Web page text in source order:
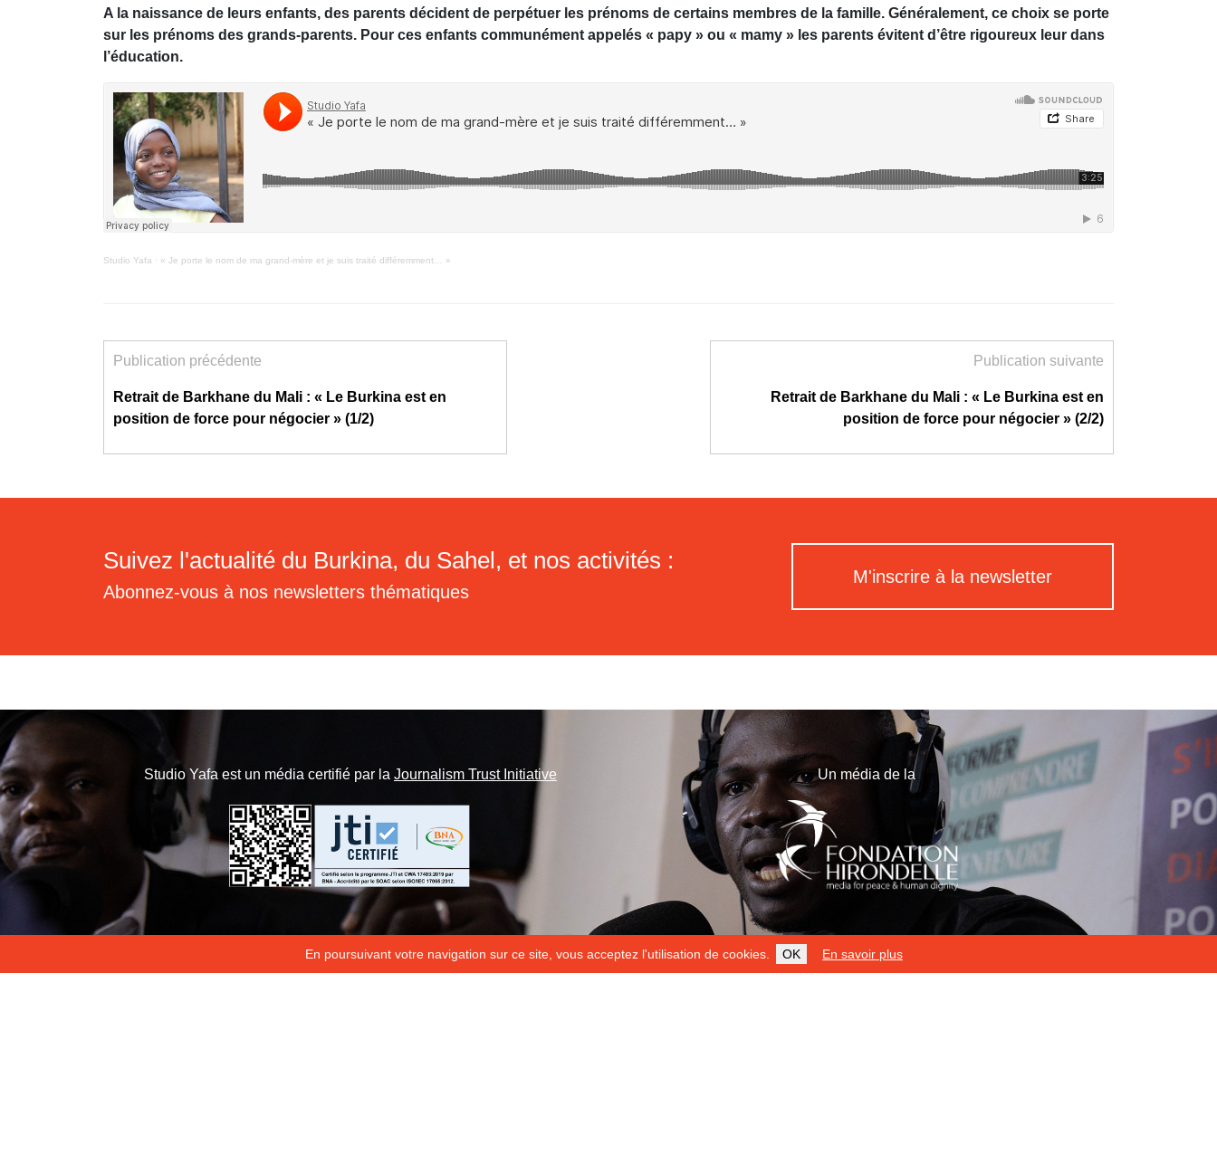
En poursuivant votre navigation sur ce site, vous acceptez l'utilisation de cookies. OK En savoir plus
A la naissance de leurs enfants, des parents décident de perpétuer les prénoms de certains membres de la famille. Généralement, ce choix se porte
sur les prénoms des grands-parents. Pour ces enfants communément appelés « papy » ou « mamy » les parents évitent d’être rigoureux leur dans
l’éducation.
Studio Yafa · « Je porte le nom de ma grand-mère et je suis traité différemment… »
Publication précédente
Retrait de Barkhane du Mali : « Le Burkina est en
position de force pour négocier » (1/2)
Publication suivante
Retrait de Barkhane du Mali : « Le Burkina est en
position de force pour négocier » (2/2)
Suivez l'actualité du Burkina, du Sahel, et nos activités :
Abonnez-vous à nos newsletters thématiques
M'inscrire à la newsletter
Studio Yafa est un média certifié par la Journalism Trust Initiative Un média de la
ILS NOUS SOUTIENNENT